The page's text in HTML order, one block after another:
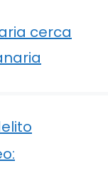
cerca